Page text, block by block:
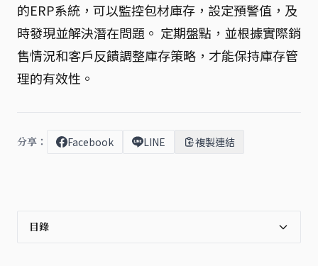
的ERP系統，可以監控包材庫存，設定預警值，及
時發現並解決潛在問題。 定期盤點，並根據實際銷
售情況和客戶反饋調整庫存策略，才能保持庫存管
理的有效性。
分享： Facebook LINE 複製連結
目錄